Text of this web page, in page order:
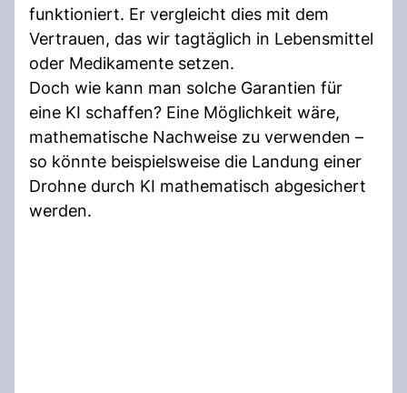
funktioniert. Er vergleicht dies mit dem
Vertrauen, das wir tagtäglich in Lebensmittel
oder Medikamente setzen.
Doch wie kann man solche Garantien für
eine KI schaffen? Eine Möglichkeit wäre,
mathematische Nachweise zu verwenden –
so könnte beispielsweise die Landung einer
Drohne durch KI mathematisch abgesichert
werden.